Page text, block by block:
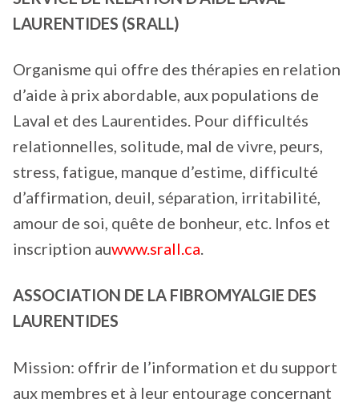
LAURENTIDES (SRALL)
Organisme qui offre des thérapies en relation
d’aide à prix abordable, aux populations de
Laval et des Laurentides. Pour difficultés
relationnelles, solitude, mal de vivre, peurs,
stress, fatigue, manque d’estime, difficulté
d’affirmation, deuil, séparation, irritabilité,
amour de soi, quête de bonheur, etc. Infos et
inscription auwww.srall.ca.
ASSOCIATION DE LA FIBROMYALGIE DES
LAURENTIDES
Mission: offrir de l’information et du support
aux membres et à leur entourage concernant